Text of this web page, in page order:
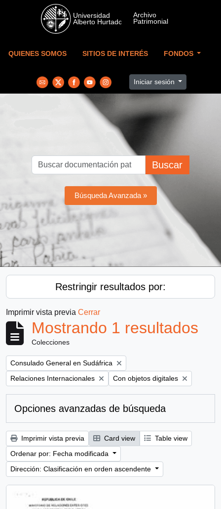
Skip to main content
QUIENES SOMOS SITIOS DE INTERÉS FONDOS
Iniciar sesión
Buscar
Búsqueda Avanzada »
Restringir resultados por:
Imprimir vista previa Cerrar
Mostrando 1 resultados
Colecciones
Remove filter:
Consulado General en Sudáfrica
Remove filter:
Relaciones Internacionales Remove filter:
Con objetos digitales
Opciones avanzadas de búsqueda
Imprimir vista previa Card view
Table view
Ordenar por: Fecha modificada
Dirección: Clasificación en orden ascendente